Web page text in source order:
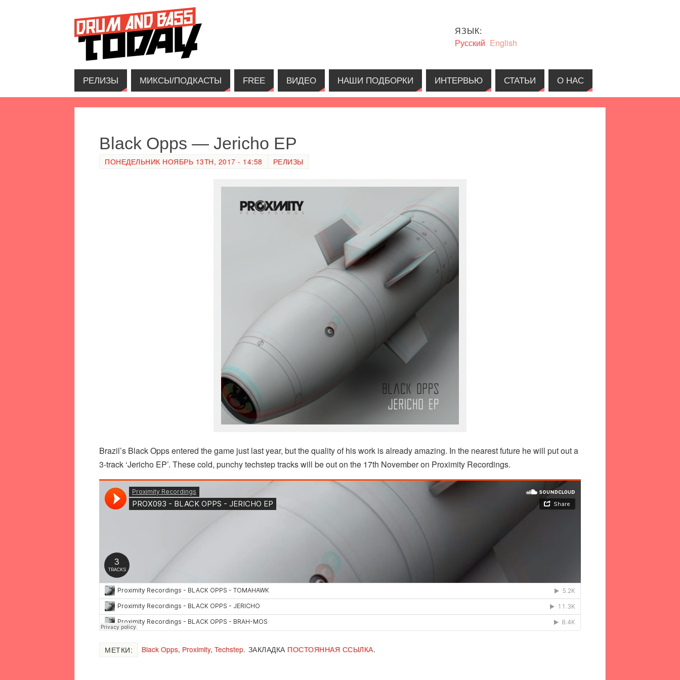
ЯЗЫК:
Русский English
РЕЛИЗЫ МИКСЫ/ПОДКАСТЫ FREE ВИДЕО НАШИ ПОДБОРКИ ИНТЕРВЬЮ СТАТЬИ О НАС
Black Opps — Jericho EP
ПОНЕДЕЛЬНИК НОЯБРЬ 13TH, 2017 - 14:58 РЕЛИЗЫ
Brazil’s Black Opps entered the game just last year, but the quality of his work is already amazing. In the nearest future he will put out a
3-track ‘Jericho EP’. These cold, punchy techstep tracks will be out on the 17th November on Proximity Recordings.
МЕТКИ: Black Opps, Proximity, Techstep. ЗАКЛАДКА ПОСТОЯННАЯ ССЫЛКА.